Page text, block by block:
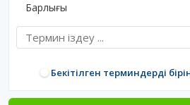
Барлығы
Бекітілген терминдерді